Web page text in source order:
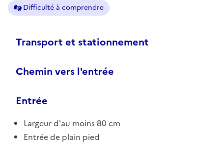
Difficulté à comprendre
Transport et stationnement
Chemin vers l'entrée
Entrée
Largeur d'au moins 80 cm
Entrée de plain pied